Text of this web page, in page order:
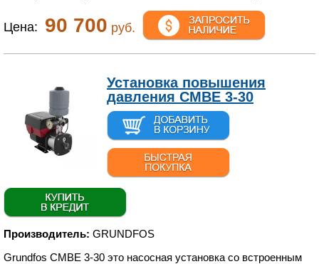
Цена: 90 700 руб.
Установка повышения
давления CMBE 3-30
Производитель: GRUNDFOS
Grundfos CMBE 3-30 это насосная установка со встроенным